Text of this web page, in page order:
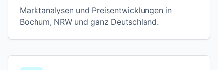
Marktanalysen und Preisentwicklungen in
Bochum, NRW und ganz Deutschland.